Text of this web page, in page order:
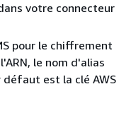
votre connecteur
pour le chiffrement
le nom d'alias
défaut est la clé AWS